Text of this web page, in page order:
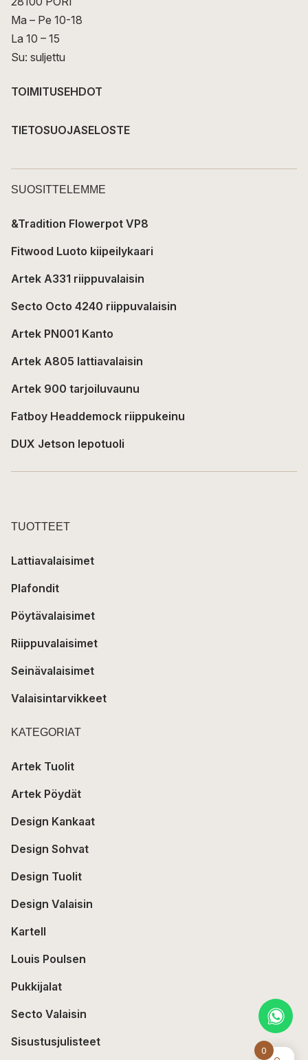
0
Ma – Pe 10-18
La 10 – 15
Su: suljettu
TOIMITUSEHDOT
TIETOSUOJASELOSTE
SUOSITTELEMME
&Tradition Flowerpot VP8
Fitwood Luoto kiipeilykaari
Artek A331 riippuvalaisin
Secto Octo 4240 riippuvalaisin
Artek PN001 Kanto
Artek A805 lattiavalaisin
Artek 900 tarjoiluvaunu
Fatboy Headdemock riippukeinu
DUX Jetson lepotuoli
TUOTTEET
Lattiavalaisimet
Plafondit
Pöytävalaisimet
Riippuvalaisimet
Seinävalaisimet
Valaisintarvikkeet
KATEGORIAT
Artek Tuolit
Artek Pöydät
Design Kankaat
Design Sohvat
Design Tuolit
Design Valaisin
Kartell
Louis Poulsen
Pukkijalat
Secto Valaisin
Sisustusjulisteet